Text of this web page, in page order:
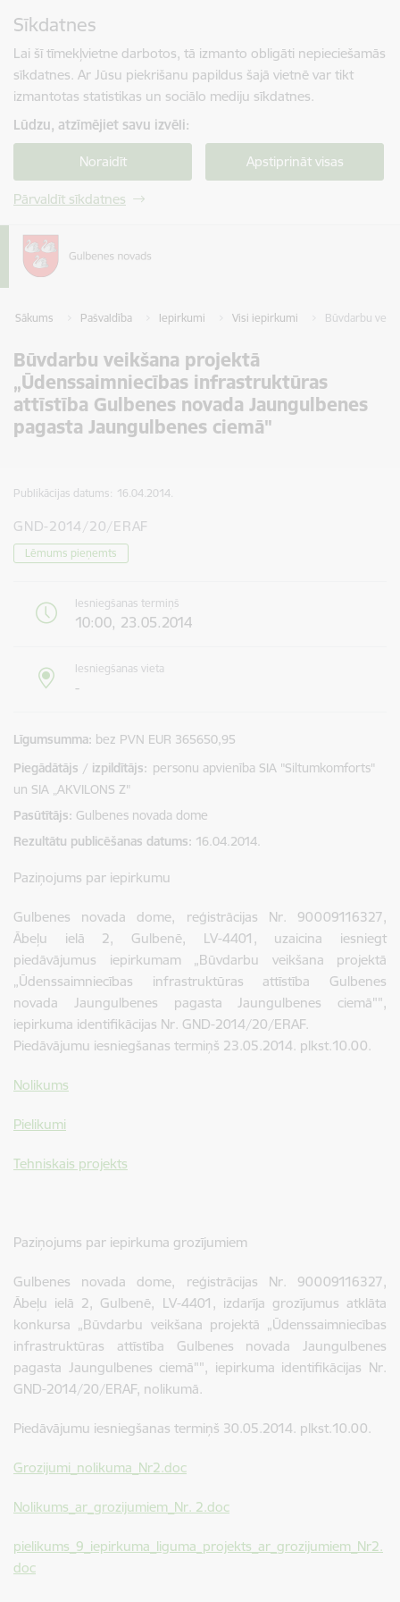
Sīkdatnes
Lai šī tīmekļvietne darbotos, tā izmanto obligāti nepieciešamās
sīkdatnes. Ar Jūsu piekrišanu papildus šajā vietnē var tikt
izmantotas statistikas un sociālo mediju sīkdatnes.
Lūdzu, atzīmējiet savu izvēli:
Noraidīt Apstiprināt visas
Pārvaldīt sīkdatnes
Sākums Pašvaldība Iepirkumi Visi iepirkumi Būvdarbu
Būvdarbu veikšana projektā
„Ūdenssaimniecības infrastruktūras
attīstība Gulbenes novada Jaungulbenes
pagasta Jaungulbenes ciemā"
Publikācijas datums: 16.04.2014.
GND-2014/20/ERAF
Lēmums pieņemts
Iesniegšanas termiņš
10:00, 23.05.2014
Iesniegšanas vieta
-
Līgumsumma bez PVN EUR 365650,95
Piegādātājs / izpildītājs: personu apvienība SIA "Siltumkomforts"
un SIA „AKVILONS Z"
Pasūtītājs Gulbenes novada dome
Rezultātu publicēšanas datums 16.04.2014.
Paziņojums par iepirkumu
Gulbenes novada dome, reģistrācijas Nr. 90009116327,
Ābeļu ielā 2, Gulbenē, LV-4401, uzaicina iesniegt
piedāvājumus iepirkumam „Būvdarbu veikšana projektā
„Ūdenssaimniecības infrastruktūras attīstība Gulbenes
novada Jaungulbenes pagasta Jaungulbenes ciemā"",
iepirkuma identifikācijas Nr. GND-2014/20/ERAF.
Piedāvājumu iesniegšanas termiņš 23.05.2014. plkst.10.00.
Nolikums
Pielikumi
Tehniskais projekts
Paziņojums par iepirkuma grozījumiem
Gulbenes novada dome, reģistrācijas Nr. 90009116327,
Ābeļu ielā 2, Gulbenē, LV-4401, izdarīja grozījumus atklāta
konkursa „Būvdarbu veikšana projektā „Ūdenssaimniecības
infrastruktūras attīstība Gulbenes novada Jaungulbenes
pagasta Jaungulbenes ciemā"", iepirkuma identifikācijas Nr.
GND-2014/20/ERAF, nolikumā.
Piedāvājumu iesniegšanas termiņš 30.05.2014. plkst.10.00.
Grozijumi_nolikuma_Nr2.doc
Nolikums_ar_grozijumiem_Nr. 2.doc
pielikums_9_iepirkuma_liguma_projekts_ar_grozijumiem_Nr2.
doc